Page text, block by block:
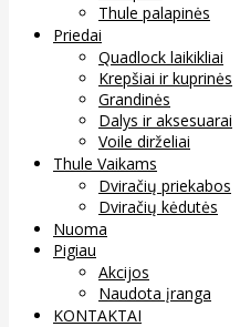
Thule palapinės
Priedai
Quadlock laikikliai
Krepšiai ir kuprinės
Grandinės
Dalys ir aksesuarai
Voile dirželiai
Thule Vaikams
Dviračių priekabos
Dviračių kėdutės
Nuoma
Pigiau
Akcijos
Naudota įranga
KONTAKTAI